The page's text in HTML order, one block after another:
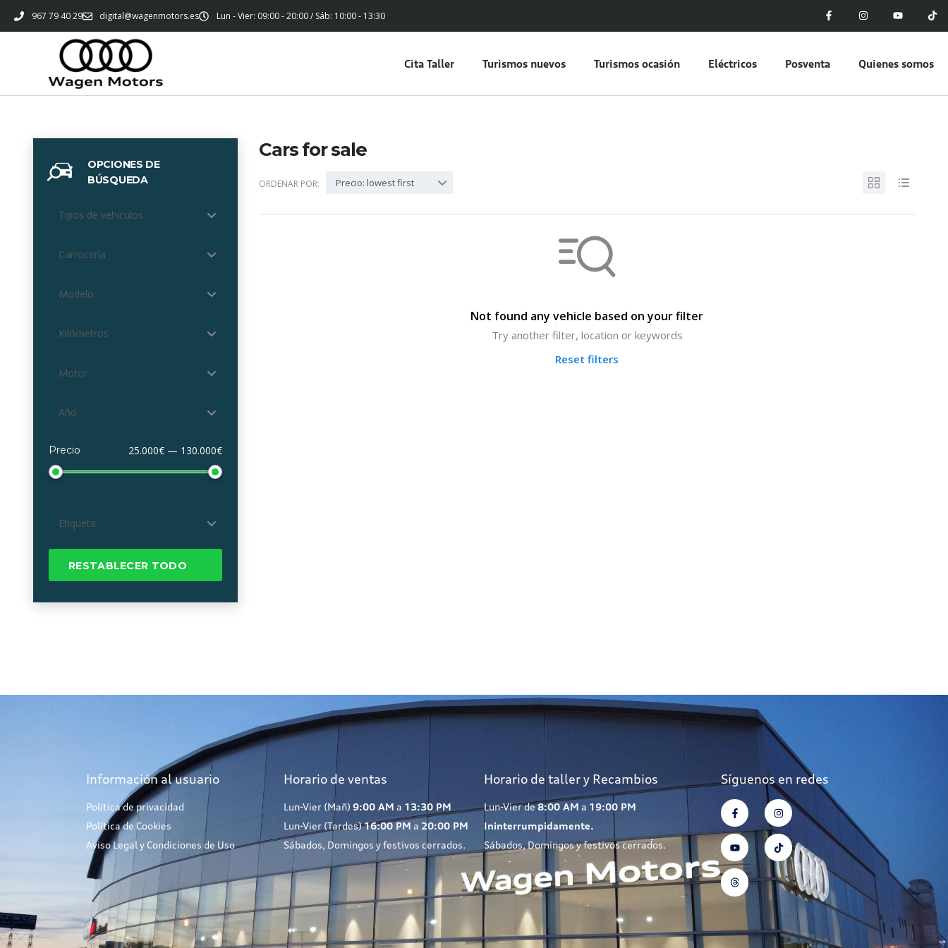
967 79 40 29 digital@wagenmotors.es Lun - Vier: 09:00 - 20:00 / Sáb: 10:00 - 13:30
Cita Taller Turismos nuevos Turismos ocasión Eléctricos Posventa Quienes somos
OPCIONES DE
BÚSQUEDA
Tipos de vehiculos
Carrocería
Modelo
Kilómetros
Motor
Año
Precio 25.000€ — 130.000€
Etiqueta
RESTABLECER TODO
Cars for sale
ORDENAR POR: Precio: lowest first
Not found any vehicle based on your filter
Try another filter, location or keywords
Reset filters
Información al usuario
Política de privacidad
Política de Cookies
Aviso Legal y Condiciones de Uso
Horario de ventas
Lun-Vier (Mañ) 9:00 AM a 13:30 PM
Lun-Vier (Tardes)16:00 PM a 20:00 PM
Sábados, Domingos y festivos cerrados.
Horario de taller y Recambios
Lun-Vier de8:00 AM a 19:00 PM
Ininterrumpidamente.
Sábados, Domingos y festivos cerrados.
Síguenos en redes